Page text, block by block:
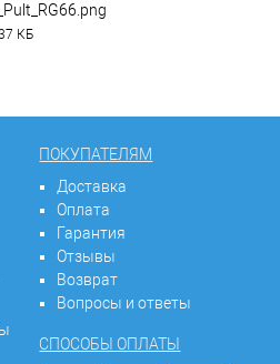
КБ
ПОКУПАТЕЛЯМ
Доставка
Оплата
Гарантия
Отзывы
Возврат
Вопросы и ответы
СПОСОБЫ ОПЛАТЫ